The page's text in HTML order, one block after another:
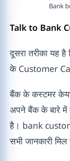
Bank
Talk to Bank
दूसरा तरीका यह
के Customer
बैंक के कस्टमर
अपने बैंक के बारे में
है। bank
सभी जानकारी मिल